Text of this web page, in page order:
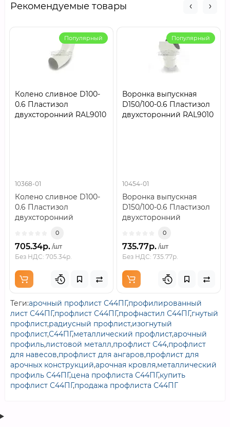
Рекомендуемые товары
Популярный
Колено сливное D100-
0.6 Пластизол
двухсторонний RAL9010
10368-01
Колено сливное D100-
0.6 Пластизол
двухсторонний
0
705.34р. /шт
Без НДС: 705.34р.
Популярный
Воронка выпускная
D150/100-0.6 Пластизол
двухсторонний RAL9010
10454-01
Воронка выпускная
D150/100-0.6 Пластизол
двухсторонний
0
735.77р. /шт
Без НДС: 735.77р.
Теги:арочный профлист С44ПГ,профилированный
лист С44ПГ,профлист С44ПГ,профнастил С44ПГ,гнутый
профлист,радиусный профлист,изогнутый
профлист,С44ПГ,металлический профлист,арочный
профиль,листовой металл,профлист С44,профлист
для навесов,профлист для ангаров,профлист для
арочных конструкций,арочная кровля,металлический
профиль С44ПГ,цена профлиста С44ПГ,купить
профлист С44ПГ,продажа профлиста С44ПГ